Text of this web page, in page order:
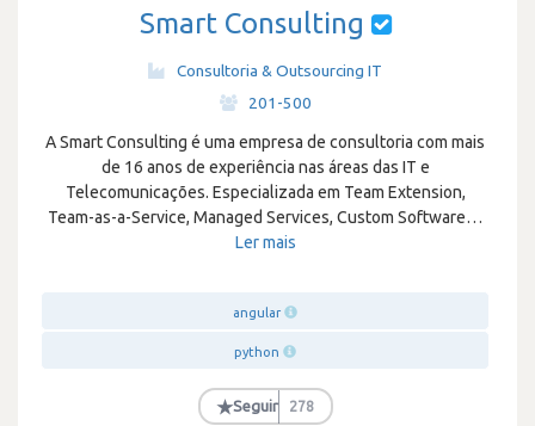
Smart Consulting
Consultoria & Outsourcing IT
201-500
A Smart Consulting é uma empresa de consultoria com mais
de 16 anos de experiência nas áreas das IT e
Telecomunicações. Especializada em Team Extension,
Team-as-a-Service, Managed Services, Custom Software…
Ler mais
angular
python
★Seguir 278